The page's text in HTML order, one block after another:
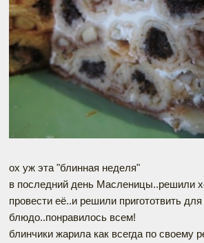
ох уж эта "блинная неделя"
в последний день Масленицы..решили
провести её..и решили пригототвить
блюдо..понравилось всем!
блинчики жарила как всегда по своему